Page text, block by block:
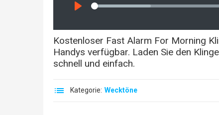
Seek
Kostenloser Fast Alarm For Morning
Handys verfügbar. Laden Sie den
schnell und einfach.
Kategorie: Wecktöne